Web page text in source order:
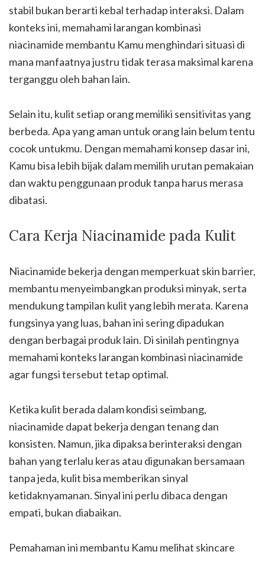
stabil bukan berarti kebal terhadap interaksi. Dalam
konteks ini, memahami larangan kombinasi
niacinamide membantu Kamu menghindari situasi di
mana manfaatnya justru tidak terasa maksimal karena
terganggu oleh bahan lain.
Selain itu, kulit setiap orang memiliki sensitivitas yang
berbeda. Apa yang aman untuk orang lain belum tentu
cocok untukmu. Dengan memahami konsep dasar ini,
Kamu bisa lebih bijak dalam memilih urutan pemakaian
dan waktu penggunaan produk tanpa harus merasa
dibatasi.
Cara Kerja Niacinamide pada Kulit
Niacinamide bekerja dengan memperkuat skin barrier,
membantu menyeimbangkan produksi minyak, serta
mendukung tampilan kulit yang lebih merata. Karena
fungsinya yang luas, bahan ini sering dipadukan
dengan berbagai produk lain. Di sinilah pentingnya
memahami konteks larangan kombinasi niacinamide
agar fungsi tersebut tetap optimal.
Ketika kulit berada dalam kondisi seimbang,
niacinamide dapat bekerja dengan tenang dan
konsisten. Namun, jika dipaksa berinteraksi dengan
bahan yang terlalu keras atau digunakan bersamaan
tanpa jeda, kulit bisa memberikan sinyal
ketidaknyamanan. Sinyal ini perlu dibaca dengan
empati, bukan diabaikan.
Pemahaman ini membantu Kamu melihat skincare